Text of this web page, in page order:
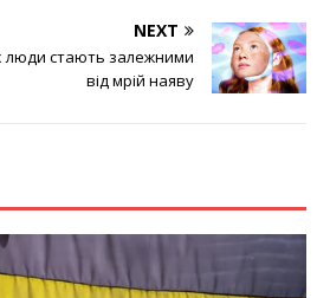
NEXT
люди стають залежними
від мрій наяву